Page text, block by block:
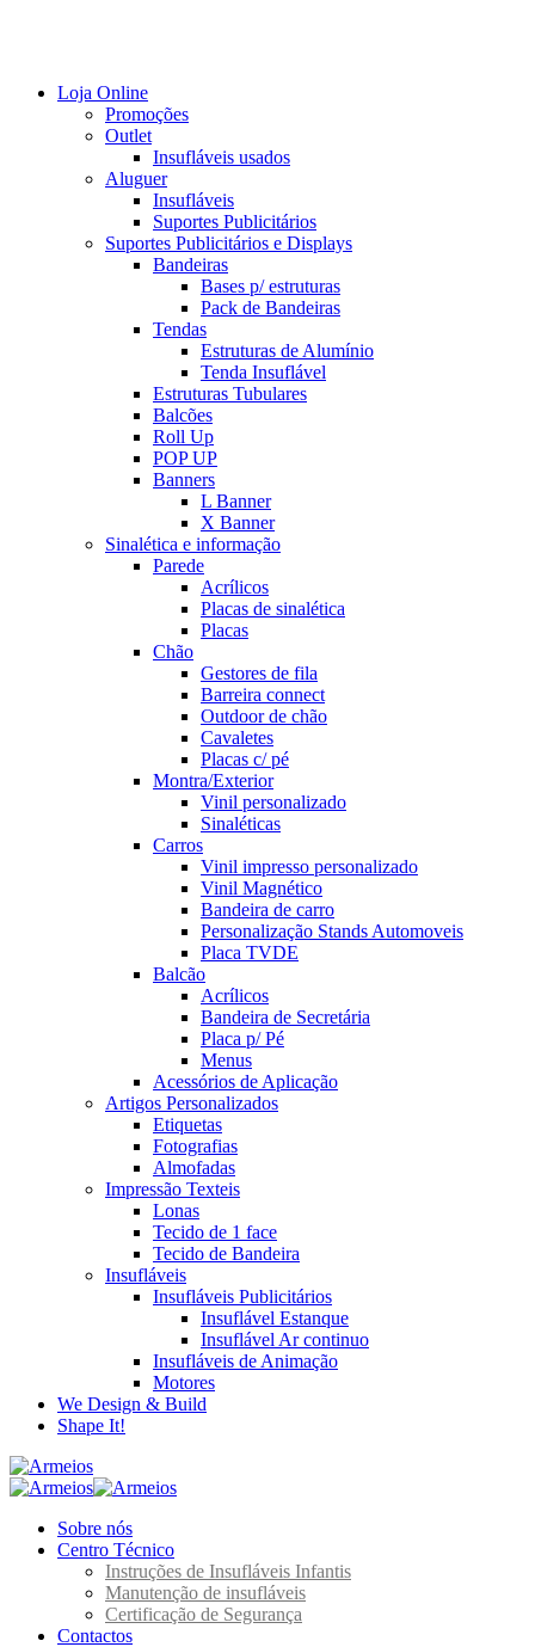
Loja Online
Promoções
Outlet
Insufláveis usados
Aluguer
Insufláveis
Suportes Publicitários
Suportes Publicitários e Displays
Bandeiras
Bases p/ estruturas
Pack de Bandeiras
Tendas
Estruturas de Alumínio
Tenda Insuflável
Estruturas Tubulares
Balcões
Roll Up
POP UP
Banners
L Banner
X Banner
Sinalética e informação
Parede
Acrílicos
Placas de sinalética
Placas
Chão
Gestores de fila
Barreira connect
Outdoor de chão
Cavaletes
Placas c/ pé
Montra/Exterior
Vinil personalizado
Sinaléticas
Carros
Vinil impresso personalizado
Vinil Magnético
Bandeira de carro
Personalização Stands Automoveis
Placa TVDE
Balcão
Acrílicos
Bandeira de Secretária
Placa p/ Pé
Menus
Acessórios de Aplicação
Artigos Personalizados
Etiquetas
Fotografias
Almofadas
Impressão Texteis
Lonas
Tecido de 1 face
Tecido de Bandeira
Insufláveis
Insufláveis Publicitários
Insuflável Estanque
Insuflável Ar continuo
Insufláveis de Animação
Motores
We Design & Build
Shape It!
Sobre nós
Centro Técnico
Instruções de Insufláveis Infantis
Manutenção de insufláveis
Certificação de Segurança
Contactos